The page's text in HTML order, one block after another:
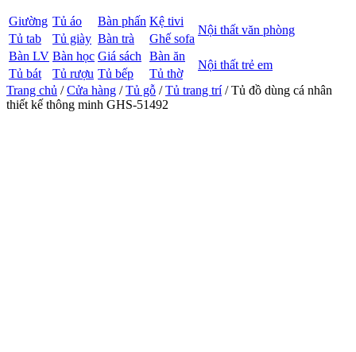
Giường Tủ áo Bàn phấn Kệ tivi
Nội thất văn phòng
Tủ tab Tủ giày Bàn trà
Ghế sofa
Bàn LV Bàn học Giá sách Bàn ăn
Nội thất trẻ em
Tủ bát Tủ rượu Tủ bếp
Tủ thờ
Trang chủ /Cửa hàng /Tủ gỗ /Tủ trang trí/ Tủ đồ dùng cá nhân
thiết kế thông minh GHS-51492